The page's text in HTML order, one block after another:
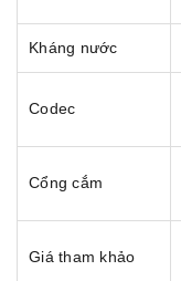
Kháng nước
Codec
Cổng cắm
Giá tham khảo